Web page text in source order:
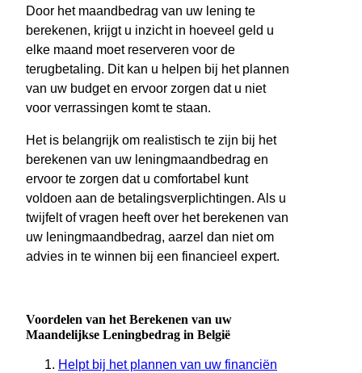
Door het maandbedrag van uw lening te
berekenen, krijgt u inzicht in hoeveel geld u
elke maand moet reserveren voor de
terugbetaling. Dit kan u helpen bij het plannen
van uw budget en ervoor zorgen dat u niet
voor verrassingen komt te staan.
Het is belangrijk om realistisch te zijn bij het
berekenen van uw leningmaandbedrag en
ervoor te zorgen dat u comfortabel kunt
voldoen aan de betalingsverplichtingen. Als u
twijfelt of vragen heeft over het berekenen van
uw leningmaandbedrag, aarzel dan niet om
advies in te winnen bij een financieel expert.
Voordelen van het Berekenen van uw
Maandelijkse Leningbedrag in België
Helpt bij het plannen van uw financiën